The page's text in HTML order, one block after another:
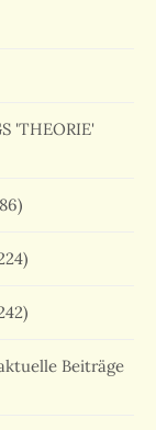
'THEORIE'
Beiträge